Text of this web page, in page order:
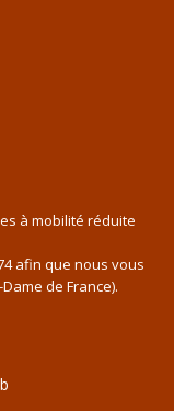
à mobilité réduite
afin que nous vous
de France).